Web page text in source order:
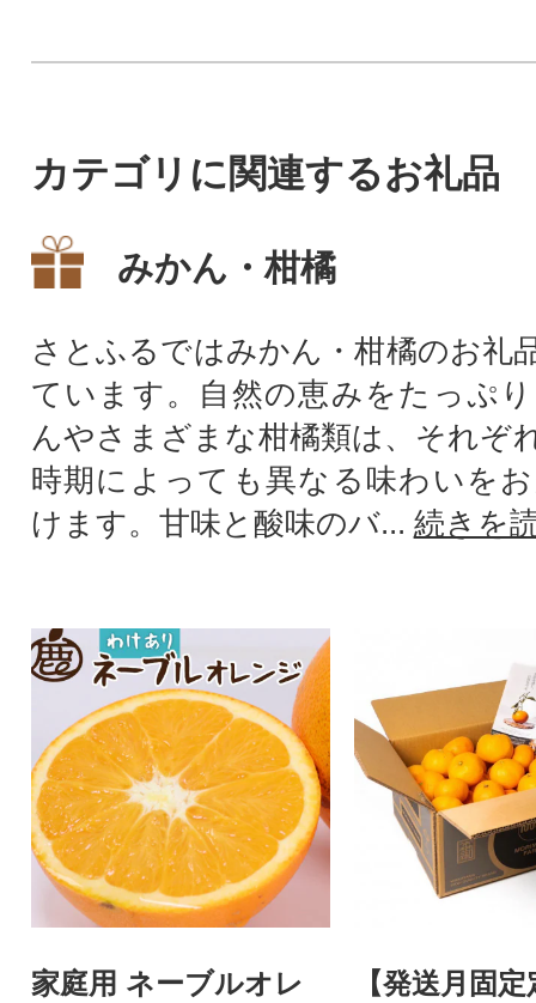
カテゴリに関連するお礼品
みかん・柑橘
さとふるではみかん・柑橘のお礼
ています。自然の恵みをたっぷ
んやさまざまな柑橘類は、それぞ
時期によっても異なる味わいを
けます。甘味と酸味のバ... 続きを
家庭用 ネーブルオレ
【発送月固